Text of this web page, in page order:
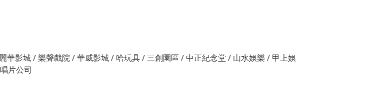
影城 / 樂聲戲院 / 華威影城 / 哈玩具 / 三創園區 / 中正紀念堂 / 山水娛樂 / 甲上娛
片公司